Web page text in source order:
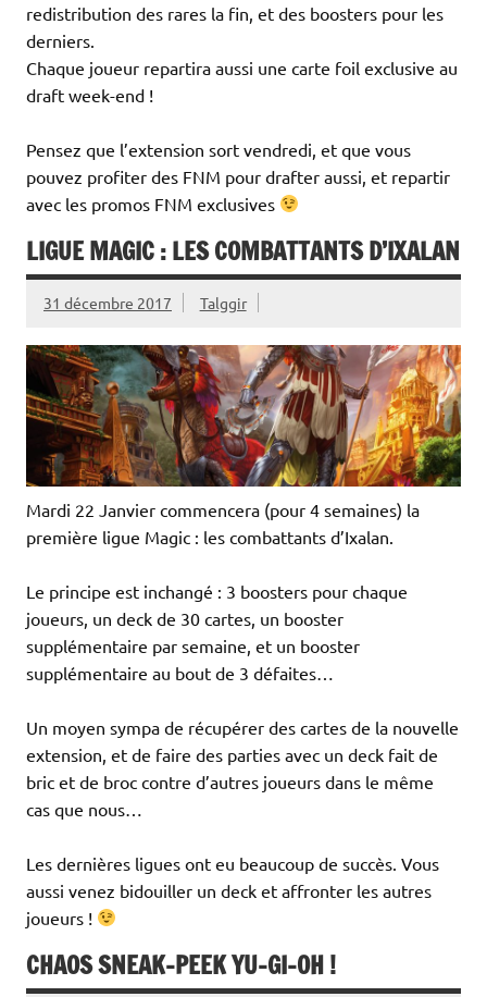
redistribution des rares la fin, et des boosters pour les
derniers.
Chaque joueur repartira aussi une carte foil exclusive au
draft week-end !
Pensez que l’extension sort vendredi, et que vous
pouvez profiter des FNM pour drafter aussi, et repartir
avec les promos FNM exclusives
LIGUE MAGIC : LES COMBATTANTS D’IXALAN
31 décembre 2017 Talggir
Mardi 22 Janvier commencera (pour 4 semaines) la
première ligue Magic : les combattants d’Ixalan.
Le principe est inchangé : 3 boosters pour chaque
joueurs, un deck de 30 cartes, un booster
supplémentaire par semaine, et un booster
supplémentaire au bout de 3 défaites…
Un moyen sympa de récupérer des cartes de la nouvelle
extension, et de faire des parties avec un deck fait de
bric et de broc contre d’autres joueurs dans le même
cas que nous…
Les dernières ligues ont eu beaucoup de succès. Vous
aussi venez bidouiller un deck et affronter les autres
joueurs !
CHAOS SNEAK-PEEK YU-GI-OH !